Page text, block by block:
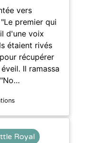
vers
premier qui
d'une voix
étaient rivés
récupérer
Il ramassa
Royal